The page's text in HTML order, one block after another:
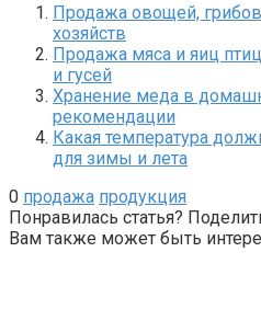
Продажа овощей,
хозяйств
Продажа мяса и яиц
и гусей
Хранение меда в
рекомендации
Какая температура
для зимы и лета
0 продажа продукция
Понравилась статья?
Вам также может быть